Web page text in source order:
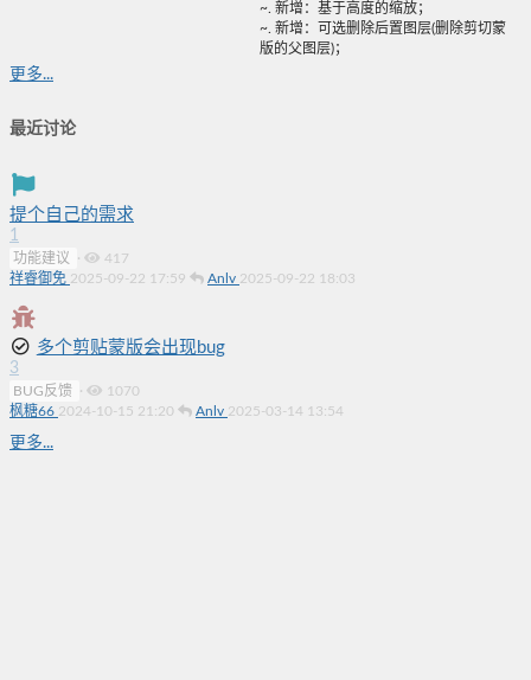
~. 新增：基于高度的缩放；
~. 新增：可选删除后置图层(删除剪切蒙
版的父图层)；
更多...
最近讨论
提个自己的需求
1
功能建议 ·
417
祥睿御免 2025-09-22 17:59 Anlv 2025-09-22 18:03
多个剪贴蒙版会出现bug
3
BUG反馈 ·
1070
枫糖66 2024-10-15 21:20 Anlv 2025-03-14 13:54
更多...